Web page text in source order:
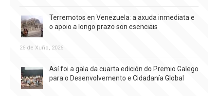
Terremotos en Venezuela: a axuda inmediata e
o apoio a longo prazo son esenciais
26 de Xuño, 2026
Así foi a gala da cuarta edición do Premio Galego
para o Desenvolvemento e Cidadanía Global